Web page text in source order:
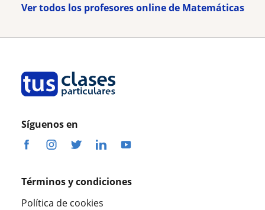
Ver todos los profesores online de Matemáticas
Síguenos en
Términos y condiciones
Política de cookies